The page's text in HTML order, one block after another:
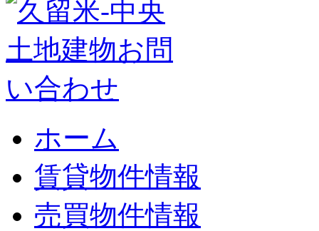
ホーム
賃貸物件情報
売買物件情報